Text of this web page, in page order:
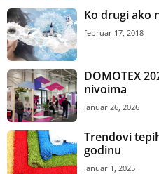
Ko drugi ako
februar 17, 2018
DOMOTEX
nivoima
januar 26, 2026
Trendovi
godinu
januar 1, 2025